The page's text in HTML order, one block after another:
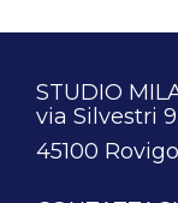
STUDIO
via Silvestri 9
45100